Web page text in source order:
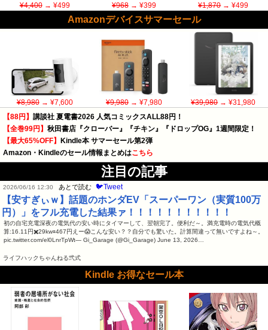
¥4,400→ ¥499 ¥968→ ¥399 ¥1,870→ ¥499
Amazonデバイスサマーセール
¥8,980→ ¥7,600 ¥9,980→ ¥7,980 ¥39,980→ ¥31,980
【88円】 講談社 夏電書2026 人気コミックスALL88円！
【全巻99円】 秋田書店『クローバー』『チキン』『ドロップOG』1週間限定！
【最大65%OFF】 Kindle本 サマーセール第2弾
Amazon・Kindleのセール情報まとめはこちら
注目の記事
2026/06/16 12:30 あとで読む 🐦Tweet
【安すぎぃｗ】話題のホンダEV「スーパーワン（実質100万
円）」をフル充電した結果ァ！！！！！！！！！！！
初の自宅充電深夜の電気代の安い時にタイマーして、翌朝完了。便利だ～。満充電時の電気代概
算:16.11円✖️29kw🟰467円えー😱こんな安い？？自分でも驚いた。計算間違って無いですよね～。
pic.twitter.com/el0LnrTpWt— Gi_Garage (@Gi_Garage) June 13, 2026…
ライフハックちゃんねる弐式
Kindle お得なセール本